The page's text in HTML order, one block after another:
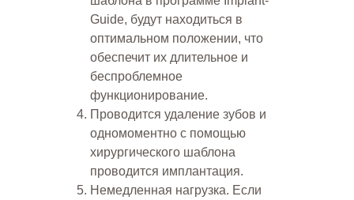
Guide, будут находиться в
оптимальном положении, что
обеспечит их длительное и
беспроблемное
функционирование.
Проводится удаление зубов и
одномоментно с помощью
хирургического шаблона
проводится имплантация.
Немедленная нагрузка. Если